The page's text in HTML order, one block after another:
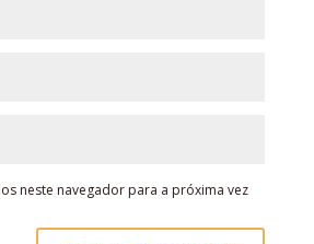
neste navegador para a próxima vez